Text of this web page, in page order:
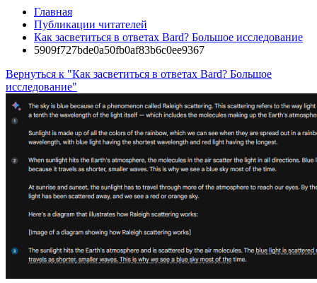
Главная
Публикации читателей
Как засветиться в ответах Bard? Большое исследование
5909f727bde0a50fb0af83b6c0ee9367
Вернуться к "Как засветиться в ответах Bard? Большое
исследование"